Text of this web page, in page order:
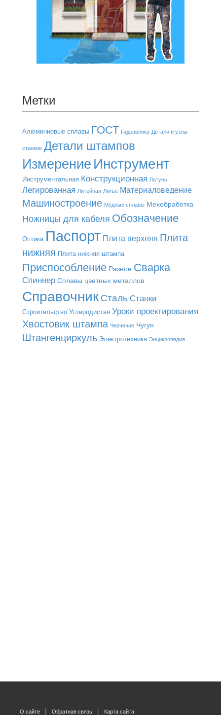
Метки
Алюминиевые сплавы ГОСТ Гидравлика Детали и узлы
станков Детали штампов
ИзмерениеИнструмент
Инструментальная Конструкционная Латунь
Легированная Литейная Литьё Материаловедение
Машиностроение Медные сплавы Мехобработка
Ножницы для кабеля Обозначение
Оптика Паспорт Плита верхняя Плита
нижняя Плита нижняя штампа
Приспособление Разное Сварка
СпиннерСплавы цветных металлов
СправочникСталь Станки
Строительство Углеродистая Уроки проектирования
Хвостовик штампа Черчение Чугун
Штангенциркуль Электротехника Энциклопедия
О сайте Обратная связь Карта сайта